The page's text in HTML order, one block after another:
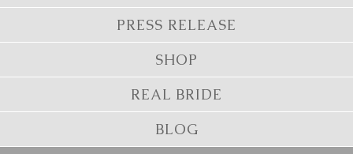
PRESS RELEASE
SHOP
REAL BRIDE
BLOG